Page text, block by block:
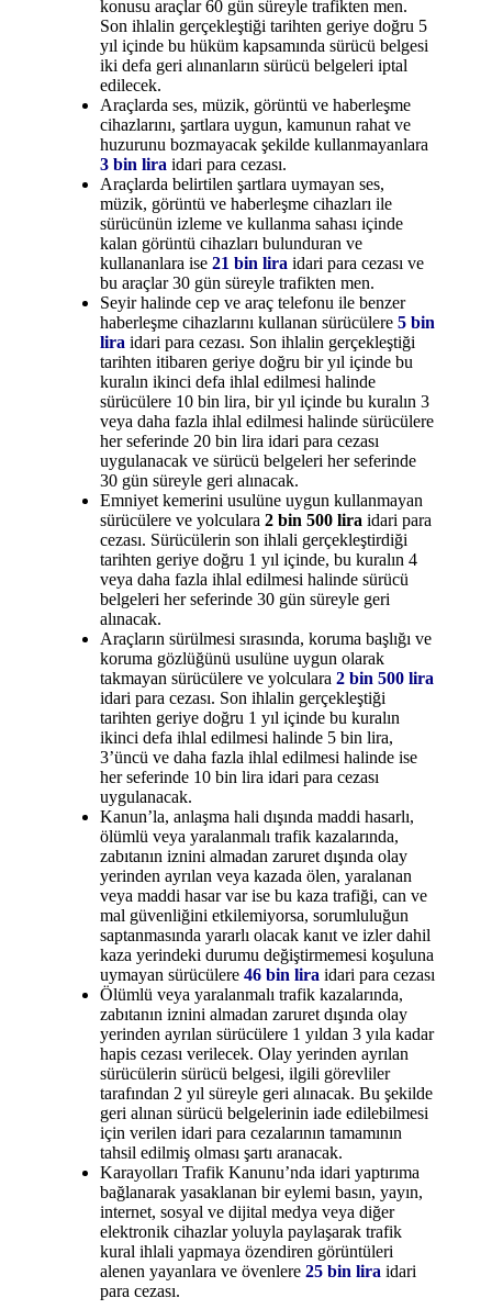
konusu araçlar 60 gün süreyle trafikten men.
Son ihlalin gerçekleştiği tarihten geriye doğru 5
yıl içinde bu hüküm kapsamında sürücü belgesi
iki defa geri alınanların sürücü belgeleri iptal
edilecek.
Araçlarda ses, müzik, görüntü ve haberleşme
cihazlarını, şartlara uygun, kamunun rahat ve
huzurunu bozmayacak şekilde kullanmayanlara
3 bin lira idari para cezası.
Araçlarda belirtilen şartlara uymayan ses,
müzik, görüntü ve haberleşme cihazları ile
sürücünün izleme ve kullanma sahası içinde
kalan görüntü cihazları bulunduran ve
kullananlara ise21 bin lira idari para cezası ve
bu araçlar 30 gün süreyle trafikten men.
Seyir halinde cep ve araç telefonu ile benzer
haberleşme cihazlarını kullanan sürücülere5 bin
lira idari para cezası. Son ihlalin gerçekleştiği
tarihten itibaren geriye doğru bir yıl içinde bu
kuralın ikinci defa ihlal edilmesi halinde
sürücülere 10 bin lira, bir yıl içinde bu kuralın 3
veya daha fazla ihlal edilmesi halinde sürücülere
her seferinde 20 bin lira idari para cezası
uygulanacak ve sürücü belgeleri her seferinde
30 gün süreyle geri alınacak.
Emniyet kemerini usulüne uygun kullanmayan
sürücülere ve yolculara2 bin 500 lira idari para
cezası. Sürücülerin son ihlali gerçekleştirdiği
tarihten geriye doğru 1 yıl içinde, bu kuralın 4
veya daha fazla ihlal edilmesi halinde sürücü
belgeleri her seferinde 30 gün süreyle geri
alınacak.
Araçların sürülmesi sırasında, koruma başlığı ve
koruma gözlüğünü usulüne uygun olarak
takmayan sürücülere ve yolculara2 bin 500 lira
idari para cezası. Son ihlalin gerçekleştiği
tarihten geriye doğru 1 yıl içinde bu kuralın
ikinci defa ihlal edilmesi halinde 5 bin lira,
3’üncü ve daha fazla ihlal edilmesi halinde ise
her seferinde 10 bin lira idari para cezası
uygulanacak.
Kanun’la, anlaşma hali dışında maddi hasarlı,
ölümlü veya yaralanmalı trafik kazalarında,
zabıtanın iznini almadan zaruret dışında olay
yerinden ayrılan veya kazada ölen, yaralanan
veya maddi hasar var ise bu kaza trafiği, can ve
mal güvenliğini etkilemiyorsa, sorumluluğun
saptanmasında yararlı olacak kanıt ve izler dahil
kaza yerindeki durumu değiştirmemesi koşuluna
uymayan sürücülere46 bin lira idari para cezası
Ölümlü veya yaralanmalı trafik kazalarında,
zabıtanın iznini almadan zaruret dışında olay
yerinden ayrılan sürücülere 1 yıldan 3 yıla kadar
hapis cezası verilecek. Olay yerinden ayrılan
sürücülerin sürücü belgesi, ilgili görevliler
tarafından 2 yıl süreyle geri alınacak. Bu şekilde
geri alınan sürücü belgelerinin iade edilebilmesi
için verilen idari para cezalarının tamamının
tahsil edilmiş olması şartı aranacak.
Karayolları Trafik Kanunu’nda idari yaptırıma
bağlanarak yasaklanan bir eylemi basın, yayın,
internet, sosyal ve dijital medya veya diğer
elektronik cihazlar yoluyla paylaşarak trafik
kural ihlali yapmaya özendiren görüntüleri
alenen yayanlara ve övenlere25 bin lira idari
para cezası.